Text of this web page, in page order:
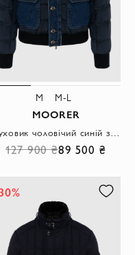
M M-L
MOORER
Пуховик чоловічий синій з бавовни та поліуретану
127 900 ₴89 500 ₴